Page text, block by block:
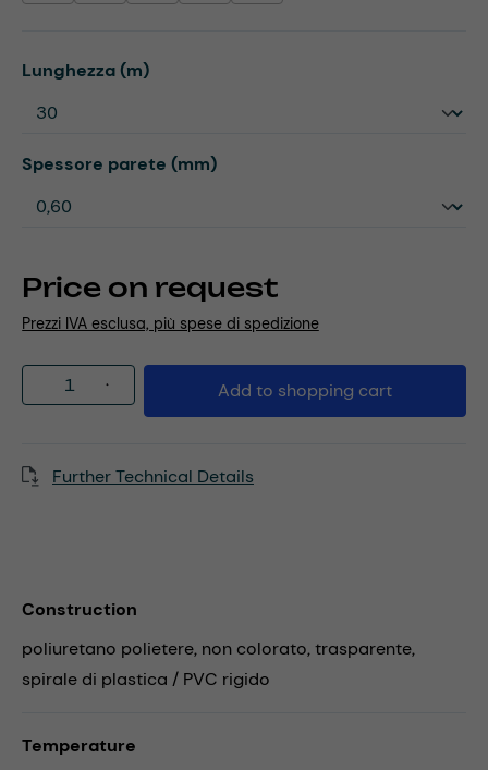
Price on request
Prezzi IVA esclusa, più spese di spedizione
Select
Lunghezza (m)
Select
Spessore parete (mm)
Product Quantity: Enter the desired
Add to shopping cart
Further Technical Details
Construction
poliuretano polietere, non colorato, trasparente,
spirale di plastica / PVC rigido
Temperature